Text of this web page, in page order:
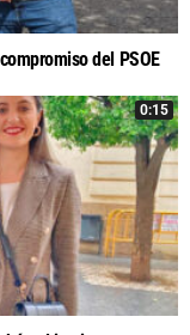
del PSOE
0:15